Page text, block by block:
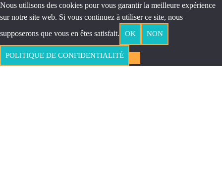
Nous utilisons des cookies pour vous garantir la meilleure expérience
sur notre site web. Si vous continuez à utiliser ce site, nous
supposerons que vous en êtes satisfait.
OK NON
POLITIQUE DE CONFIDENTIALITÉ